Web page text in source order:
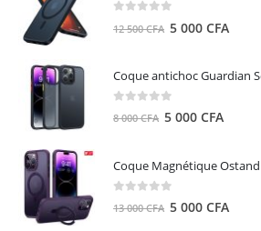
12 500CFA Le
500 CFA.
5 000 CFA
out of 5
8 000CFA Le
était :
8
000 CFA.
5 000 CFALe
est :
000 CFA.
13 000CFA Le
5 000 CFA